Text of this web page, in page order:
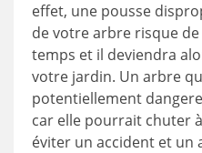
effet, une pousse
de votre arbre risque
temps et il deviendra
votre jardin. Un arbre
potentiellement
car elle pourrait chuter
éviter un accident et un